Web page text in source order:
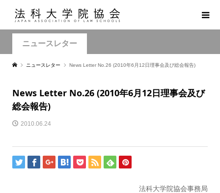
ニュースレター
ニュースレター News Letter No.26 (2010年6月12日理事会及び総会報告)
News Letter No.26 (2010年6月12日理事会及び
総会報告)
2010.06.24
法科大学院協会事務局